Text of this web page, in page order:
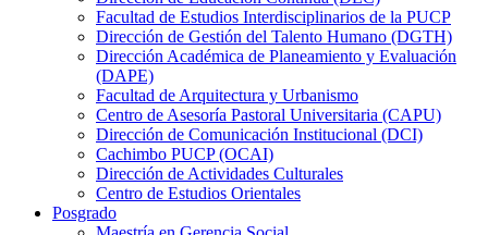
Facultad de Estudios Interdisciplinarios de la PUCP
Dirección de Gestión del Talento Humano (DGTH)
Dirección Académica de Planeamiento y Evaluación
(DAPE)
Facultad de Arquitectura y Urbanismo
Centro de Asesoría Pastoral Universitaria (CAPU)
Dirección de Comunicación Institucional (DCI)
Cachimbo PUCP (OCAI)
Dirección de Actividades Culturales
Centro de Estudios Orientales
Posgrado